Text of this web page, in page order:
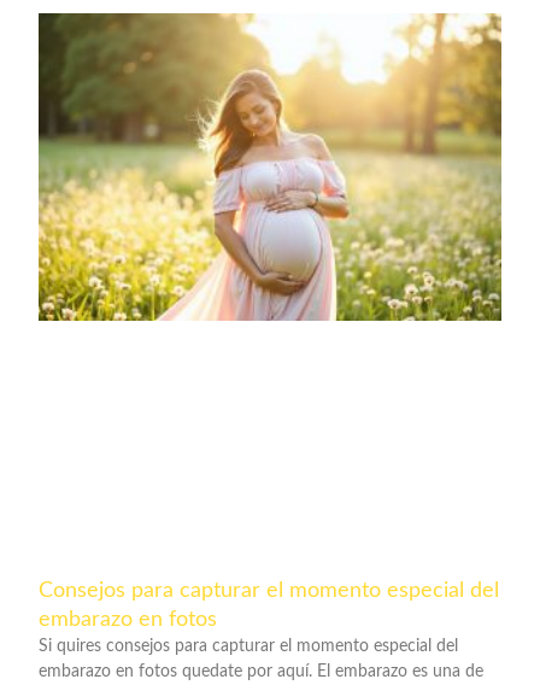
Consejos para capturar el momento especial del
embarazo en fotos
Si quires consejos para capturar el momento especial del
embarazo en fotos quedate por aquí. El embarazo es una de